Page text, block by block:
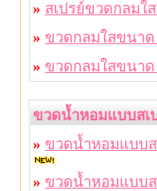
» สเปรย์ขวดกลมใ
» ขวดกลมใสขนา
» ขวดกลมใสขนา
ขวดน้ำหอมแบบส
» ขวดน้ำหอมแบบส
» ขวดน้ำหอมแบบส